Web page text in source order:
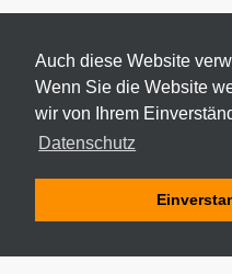
Auch diese Website
Wenn Sie die Website
wir von Ihrem
Datenschutz
© 2026 ODEKI -